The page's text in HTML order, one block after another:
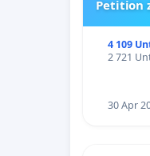
Petition
4 109
2 721
30 Apr